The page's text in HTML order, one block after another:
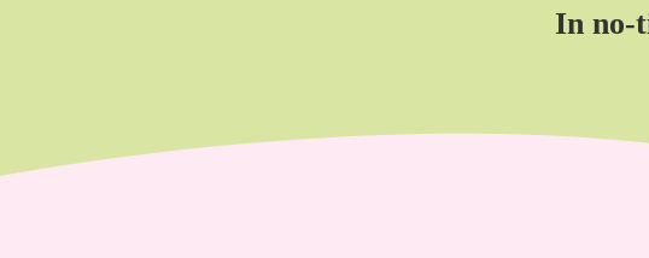
In no-